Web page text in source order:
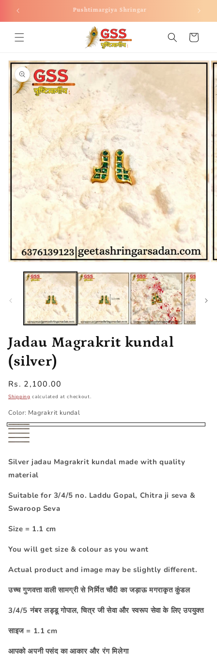
Skip to
content
Welcome to our store
Cart
Skip to
product
information
media
Jadau Magrakrit kundal
(silver)
Regular
price
Rs. 2,100.00
Shipping calculated at checkout.
Color: Magrakrit kundal
Magrakrit
kundal
Manik
Panna
Heera
kundal
kundal
Silver jadau Magrakrit kundal made with quality
material
Suitable for 3/4/5 no. Laddu Gopal, Chitra ji seva &
Swaroop Seva
Size = 1.1 cm
You will get size & colour as you want
Actual product and image may be slightly different.
उच्च गुणवत्ता वाली सामग्री से निर्मित चाँदी का जड़ाऊ मगराकृत कुंडल
3/4/5 नंबर लड्डू गोपाल, चित्र जी सेवा और स्वरूप सेवा के लिए उपयुक्त
साइज = 1.1 cm
आपको अपनी पसंद का आकार और रंग मिलेगा